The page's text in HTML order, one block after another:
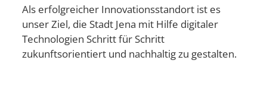
Als erfolgreicher Innovationsstandort ist es
unser Ziel, die Stadt Jena mit Hilfe digitaler
Technologien Schritt für Schritt
zukunftsorientiert und nachhaltig zu gestalten.